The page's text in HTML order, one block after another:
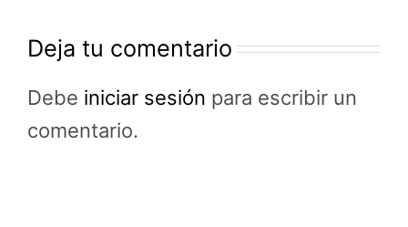
Deja tu comentario
Debe iniciar sesión para escribir un
comentario.